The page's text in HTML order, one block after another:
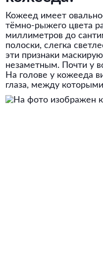
Кожеед имеет
тёмно-рыжего цвета
миллиметров до
полоски, слегка
эти признаки
незаметным. Почти у
На голове у кожееда
глаза, между